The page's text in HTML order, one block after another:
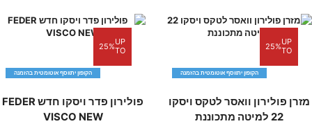
UP
TO
25%
הקופון יתווסף אוטומטית בהזמנה
מזרן פולירון וואסר לטקס ויסקו
22 למיטה מתכוננת
UP
TO
25%
הקופון יתווסף אוטומטית בהזמנה
פולירון פדר ויסקו חדש FEDER
VISCO NEW